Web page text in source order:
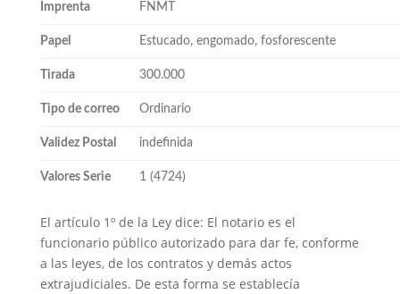
Imprenta FNMT
Papel Estucado, engomado, fosforescente
Tirada 300.000
Tipo de correo Ordinario
Validez Postal indefinida
Valores Serie 1 (4724)
El artículo 1º de la Ley dice: El notario es el
funcionario público autorizado para dar fe, conforme
a las leyes, de los contratos y demás actos
extrajudiciales. De esta forma se establecía